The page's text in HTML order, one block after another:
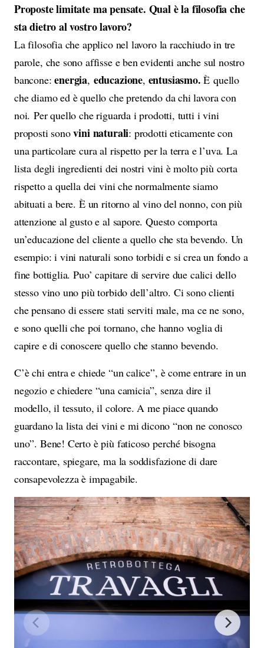
Proposte limitate ma pensate. Qual è la filosofia che
sta dietro al vostro lavoro?
La filosofia che applico nel lavoro la racchiudo in tre
parole, che sono affisse e ben evidenti anche sul nostro
bancone:energia, educazione, entusiasmo.È quello
che diamo ed è quello che pretendo da chi lavora con
noi. Per quello che riguarda i prodotti, tutti i vini
proposti sonovini naturali: prodotti eticamente con
una particolare cura al rispetto per la terra e l’uva. La
lista degli ingredienti dei nostri vini è molto più corta
rispetto a quella dei vini che normalmente siamo
abituati a bere. È un ritorno al vino del nonno, con più
attenzione al gusto e al sapore. Questo comporta
un’educazione del cliente a quello che sta bevendo. Un
esempio: i vini naturali sono torbidi e si crea un fondo a
fine bottiglia. Puo’ capitare di servire due calici dello
stesso vino uno più torbido dell’altro. Ci sono clienti
che pensano di essere stati serviti male, ma ce ne sono,
e sono quelli che poi tornano, che hanno voglia di
capire e di conoscere quello che stanno bevendo.
C’è chi entra e chiede “un calice”, è come entrare in un
negozio e chiedere “una camicia”, senza dire il
modello, il tessuto, il colore. A me piace quando
guardano la lista dei vini e mi dicono “non ne conosco
uno”. Bene! Certo è più faticoso perché bisogna
raccontare, spiegare, ma la soddisfazione di dare
consapevolezza è impagabile.